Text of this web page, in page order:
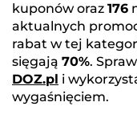
kuponów oraz 176
aktualnych
rabat w tej
sięgają 70%.
DOZ.pl i
wygaśnięciem.